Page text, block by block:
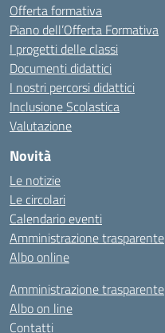
Offerta formativa
Piano dell’Offerta Formativa
I progetti delle classi
Documenti didattici
I nostri percorsi didattici
Inclusione Scolastica
Valutazione
Novità
Le notizie
Le circolari
Calendario eventi
Amministrazione trasparente
Albo online
Amministrazione trasparente
Albo on line
Contatti